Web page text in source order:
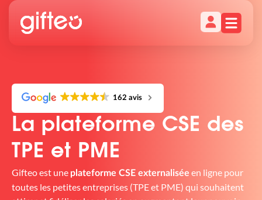
162 avis
La plateforme CSE des
TPE et PME
Gifteo est une plateforme CSE externalisée en ligne pour
toutes les petites entreprises (TPE et PME) qui souhaitent